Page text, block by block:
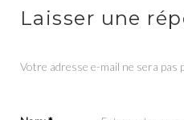
Laisser une
Votre adresse e-mail ne sera pas